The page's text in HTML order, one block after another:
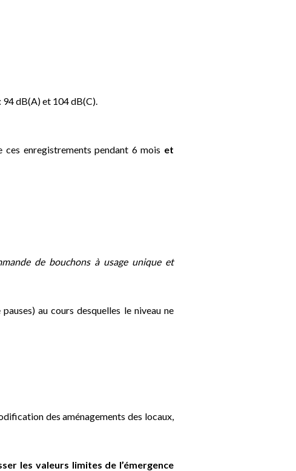
94 dB(A) et 104 dB(C).
ces enregistrements pendant 6 mois et
de bouchons à usage unique et
au cours desquelles le niveau ne
des aménagements des locaux,
les valeurs limites de l’émergence